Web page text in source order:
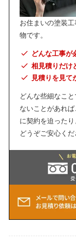
お住まいの塗装
物です。
どんな工事が
相見積りだけ
見積りを見て
どんな些細なこ
ないことがあれ
に契約を迫った
どうぞご安心くだ